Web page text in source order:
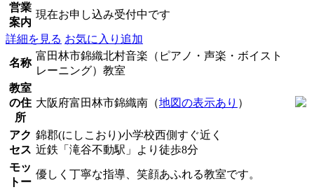
営業
案内
現在お申し込み受付中です
詳細を見る お気に入り追加
名称
富田林市錦織北村音楽（ピアノ・声楽・ボイスト
レーニング）教室
教室
の住
所
大阪府富田林市錦織南（地図の表示あり ）
アク
セス
錦郡(にしこおり)小学校西側すぐ近く
近鉄「滝谷不動駅」より徒歩8分
モッ
トー
優しく丁寧な指導、笑顔あふれる教室です。